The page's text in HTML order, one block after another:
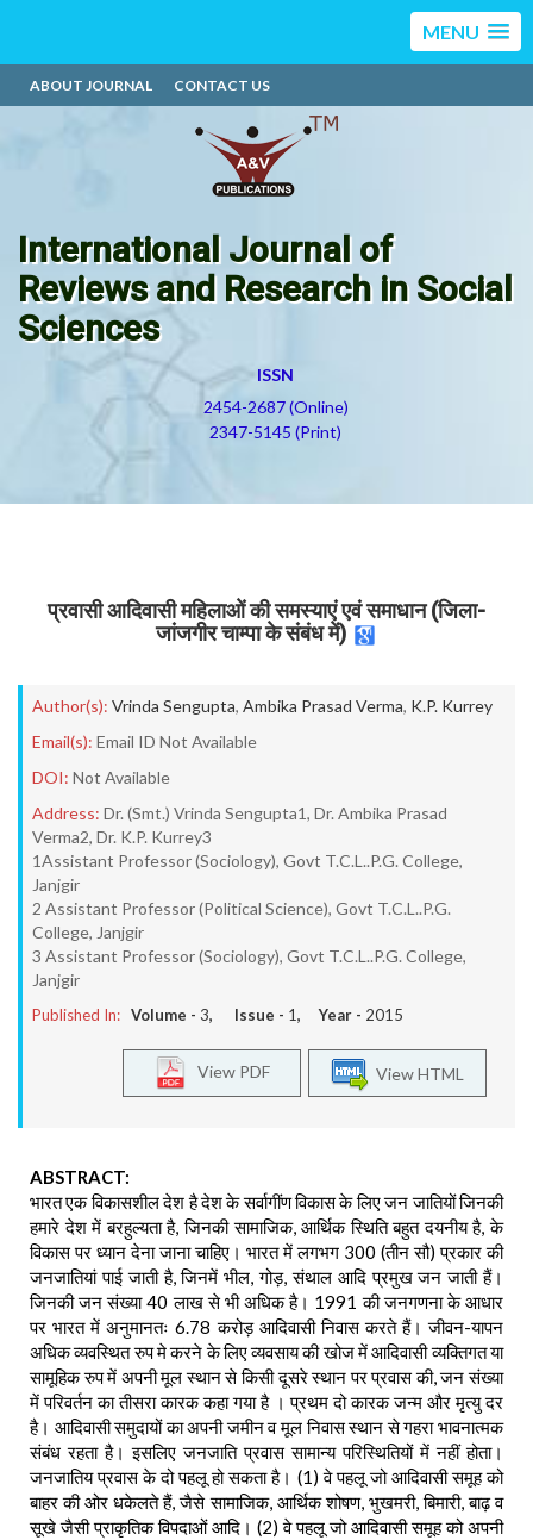
MENU
ABOUT JOURNAL CONTACT US
International Journal of
Reviews and Research in Social
Sciences
ISSN
2454-2687 (Online)
2347-5145 (Print)
प्रवासी आदिवासी महिलाओं की समस्याएं एवं समाधान (जिला-
जांजगीर चाम्पा के संबंध में)
Author(s): Vrinda Sengupta, Ambika Prasad Verma, K.P. Kurrey
Email(s): Email ID Not Available
DOI: Not Available
Address: Dr. (Smt.) Vrinda Sengupta1, Dr. Ambika Prasad
Verma2, Dr. K.P. Kurrey3
1Assistant Professor (Sociology), Govt T.C.L..P.G. College,
Janjgir
2 Assistant Professor (Political Science), Govt T.C.L..P.G.
College, Janjgir
3 Assistant Professor (Sociology), Govt T.C.L..P.G. College,
Janjgir
Published In: Volume - 3, Issue - 1, Year - 2015
View HTML
View PDF
ABSTRACT:
भारत एक विकासशील देश है देश के सर्वागींण विकास के लिए जन जातियों जिनकी
हमारे देश में बरहुल्यता है, जिनकी सामाजिक, आर्थिक स्थिति बहुत दयनीय है, के
विकास पर ध्यान देना जाना चाहिए। भारत में लगभग 300 (तीन सौ) प्रकार की
जनजातियां पाई जाती है, जिनमें भील, गोड़, संथाल आदि प्रमुख जन जाती हैं।
जिनकी जन संख्या 40 लाख से भी अधिक है। 1991 की जनगणना के आधार
पर भारत में अनुमानतः 6.78 करोड़ आदिवासी निवास करते हैं। जीवन-यापन
अधिक व्यवस्थित रुप मे करने के लिए व्यवसाय की खोज में आदिवासी व्यक्तिगत या
सामूहिक रुप में अपनी मूल स्थान से किसी दूसरे स्थान पर प्रवास की, जन संख्या
में परिवर्तन का तीसरा कारक कहा गया है । प्रथम दो कारक जन्म और मृत्यु दर
है। आदिवासी समुदायों का अपनी जमीन व मूल निवास स्थान से गहरा भावनात्मक
संबंध रहता है। इसलिए जनजाति प्रवास सामान्य परिस्थितियों में नहीं होता।
जनजातिय प्रवास के दो पहलू हो सकता है। (1) वे पहलू जो आदिवासी समूह को
बाहर की ओर धकेलते हैं, जैसे सामाजिक, आर्थिक शोषण, भुखमरी, बिमारी, बाढ़ व
सूखे जैसी प्राकृतिक विपदाओं आदि। (2) वे पहलू जो आदिवासी समूह को अपनी